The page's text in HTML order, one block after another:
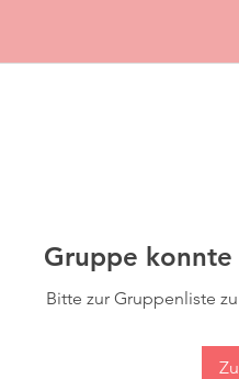
Gruppe
Bitte zur Gruppenliste